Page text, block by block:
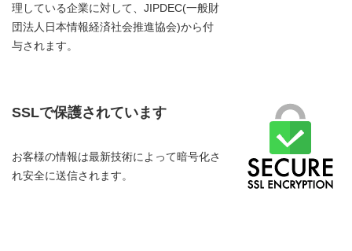
理している企業に対して、JIPDEC(一般財
団法人日本情報経済社会推進協会)から付
与されます。
SSLで保護されています
お客様の情報は最新技術によって暗号化さ
れ安全に送信されます。